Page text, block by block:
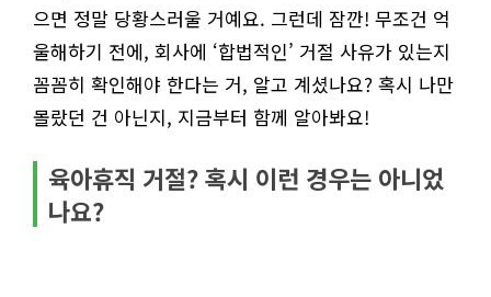
으면 정말 당황스러울 거예요. 그런데 잠깐! 무조건 억
울해하기 전에, 회사에 ‘합법적인’ 거절 사유가 있는지
꼼꼼히 확인해야 한다는 거, 알고 계셨나요? 혹시 나만
몰랐던 건 아닌지, 지금부터 함께 알아봐요!
육아휴직 거절? 혹시 이런 경우는 아니었
나요?